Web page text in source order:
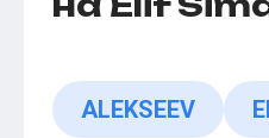
ALEKSEEV